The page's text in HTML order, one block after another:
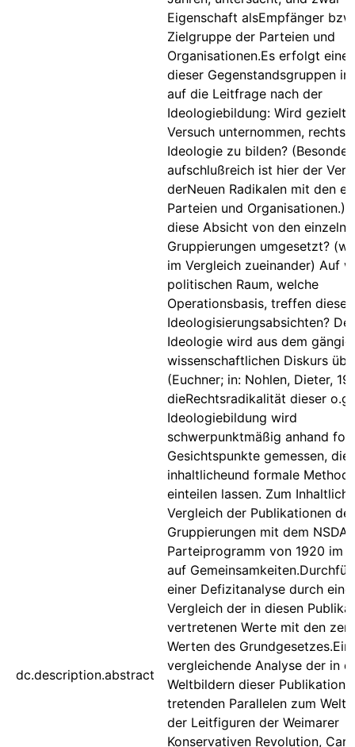
dc.description.abstract
Eigenschaft alsEmpfänger bzw.
Zielgruppe der Parteien und
Organisationen.Es erfolgt eine
dieser Gegenstandsgruppen
auf die Leitfrage nach der
Ideologiebildung: Wird gezielt
Versuch unternommen,
Ideologie zu bilden?
aufschlußreich ist hier der
derNeuen Radikalen mit den
Parteien und Organisationen.)
diese Absicht von den
Gruppierungen umgesetzt?
im Vergleich zueinander) Auf
politischen Raum, welche
Operationsbasis, treffen diese
Ideologisierungsabsichten?
Ideologie wird aus dem
wissenschaftlichen Diskurs
(Euchner; in: Nohlen, Dieter,
dieRechtsradikalität dieser o.g.
Ideologiebildung wird
schwerpunktmäßig anhand
Gesichtspunkte gemessen, die
inhaltlicheund formale
einteilen lassen. Zum
Vergleich der Publikationen
Gruppierungen mit dem
Parteiprogramm von 1920 im
auf
einer Defizitanalyse durch
Vergleich der in diesen
vertretenen Werte mit den
Werten des
vergleichende Analyse der in
Weltbildern dieser
tretenden Parallelen zum
der Leitfiguren der Weimarer
Konservativen Revolution, Carl